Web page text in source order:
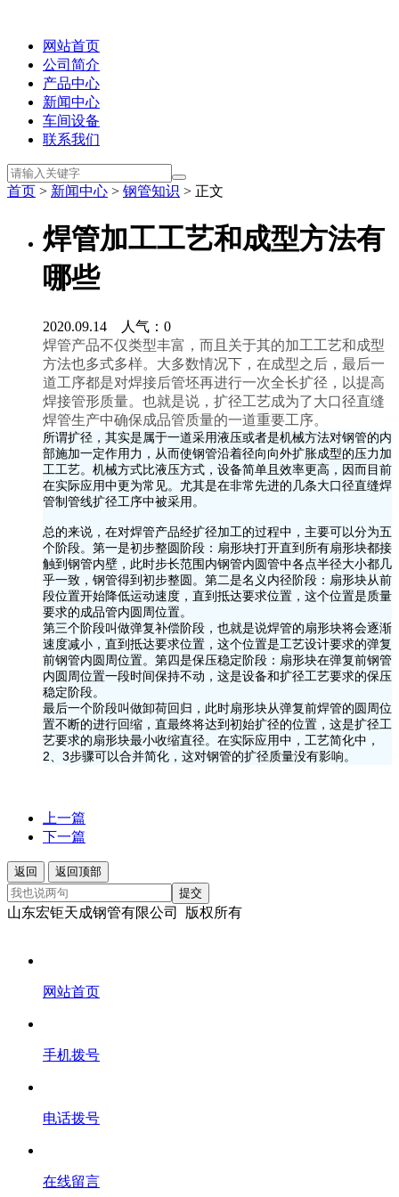
网站首页
公司简介
产品中心
新闻中心
车间设备
联系我们
首页 > 新闻中心 > 钢管知识 > 正文
焊管加工工艺和成型方法有
哪些
2020.09.14 人气： 0
焊管产品不仅类型丰富，而且关于其的加工工艺和成型
方法也多式多样。大多数情况下，在成型之后，最后一
道工序都是对焊接后管坯再进行一次全长扩径，以提高
焊接管形质量。也就是说，扩径工艺成为了大口径直缝
焊管生产中确保成品管质量的一道重要工序。
所谓扩径，其实是属于一道采用液压或者是机械方法对钢管的内
部施加一定作用力，从而使钢管沿着径向向外扩胀成型的压力加
工工艺。机械方式比液压方式，设备简单且效率更高，因而目前
在实际应用中更为常见。尤其是在非常先进的几条大口径直缝焊
管制管线扩径工序中被采用。
总的来说，在对焊管产品经扩径加工的过程中，主要可以分为五
个阶段。第一是初步整圆阶段：扇形块打开直到所有扇形块都接
触到钢管内壁，此时步长范围内钢管内圆管中各点半径大小都几
乎一致，钢管得到初步整圆。第二是名义内径阶段：扇形块从前
段位置开始降低运动速度，直到抵达要求位置，这个位置是质量
要求的成品管内圆周位置。
第三个阶段叫做弹复补偿阶段，也就是说焊管的扇形块将会逐渐
速度减小，直到抵达要求位置，这个位置是工艺设计要求的弹复
前钢管内圆周位置。第四是保压稳定阶段：扇形块在弹复前钢管
内圆周位置一段时间保持不动，这是设备和扩径工艺要求的保压
稳定阶段。
最后一个阶段叫做卸荷回归，此时扇形块从弹复前焊管的圆周位
置不断的进行回缩，直最终将达到初始扩径的位置，这是扩径工
艺要求的扇形块最小收缩直径。在实际应用中，工艺简化中，
2、3步骤可以合并简化，这对钢管的扩径质量没有影响。
上一篇
下一篇
返回
返回顶部
提交
山东宏钜天成钢管有限公司 版权所有
网站首页
手机拨号
电话拨号
在线留言